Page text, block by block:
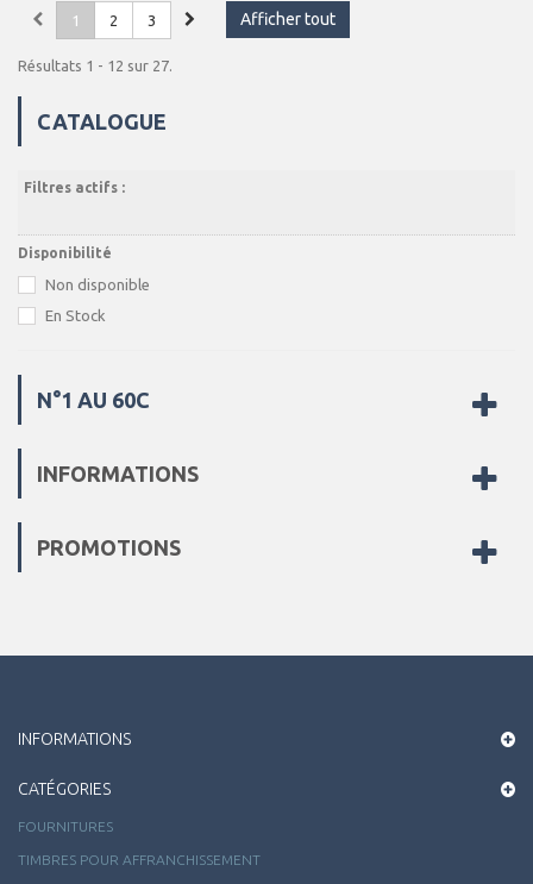
Afficher tout
1 2 3
Résultats 1 - 12 sur 27.
CATALOGUE
Filtres actifs :
Disponibilité
Non disponible
En Stock
N°1 AU 60C
INFORMATIONS
PROMOTIONS
INFORMATIONS
CATÉGORIES
FOURNITURES
TIMBRES POUR AFFRANCHISSEMENT